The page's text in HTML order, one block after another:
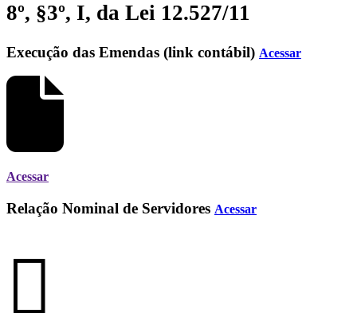
8º, §3º, I, da Lei 12.527/11
Execução das Emendas (link contábil) Acessar
Acessar
Relação Nominal de Servidores Acessar